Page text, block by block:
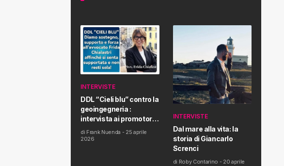
INTERVISTE
DDL “Cieli blu” contro la
geoingegneria :
intervista ai promotori
della tematica e della
Proposta di Legge
di Frank Nuenda - 25 aprile
2026
INTERVISTE
Dal mare alla vita: la
storia di Giancarlo
Screnci
di Roby Contarino - 20 aprile